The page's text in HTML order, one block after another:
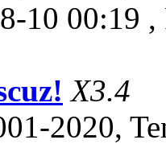
10 00:19 ,
X3.4
2020,